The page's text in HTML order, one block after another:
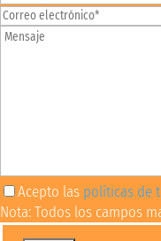
Acepto las políticas de
Nota: Todos los campos
Por favor, deja este campo